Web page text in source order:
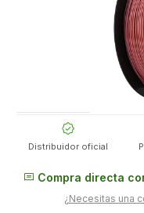
Distribuidor oficial
Compra directa
¿Necesitas una